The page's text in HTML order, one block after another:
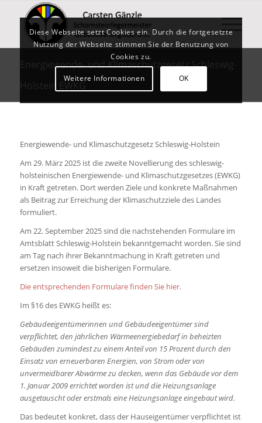
Energiewende- und Klimaschutzgesetz Schleswig-
Holstein EWKG
Energiewende- und Klimaschutzgesetz Schleswig-Holstein
Am 29. März 2025 ist die zweite Novellierung des schleswig-
holsteinischen Energiewende- und Klimaschutzgesetzes (EWKG)
in Kraft getreten. Dort werden Ziele und konkrete Maßnahmen
als Beitrag zur Erreichung der Klimaschutzziele des Landes
formuliert.
Am 22. September 2025 sind die nachstehenden Formulare im
Amtsblatt Schleswig-Holstein bekanntgemacht worden. Sie sind
am Tag nach ihrer Bekanntmachung in Kraft getreten und
ersetzen insoweit die bisherigen Formulare.
Die entsprechenden Formulare finden Sie hier.
Im §16 des EWKG heißt es:
Gebäudeeigentümerinnen und Gebäudeeigentümer sind
verpflichtet, den jährlichen Wärmeenergiebedarf in beheizten
Gebäuden zumindest zu einem Anteil von 15 Prozent durch den
Einsatz von erneuerbaren Energien, von Strom oder von
unvermeidbarer Abwärme zu decken, wenn das Gebäude vor dem
1. Januar 2009 errichtet worden ist und die Heizungsanlage
ausgetauscht oder erstmals eine Heizungsanlage eingebaut wird.
Das bedeutet konkret, dass der Hauseigentümer verpflichtet ist
Diese Webseite setzt Cookies ein. Durch die fortgesetzte
Nutzung der Webseite stimmen Sie der Benutzung von
Cookies zu.
Weitere Informationen OK